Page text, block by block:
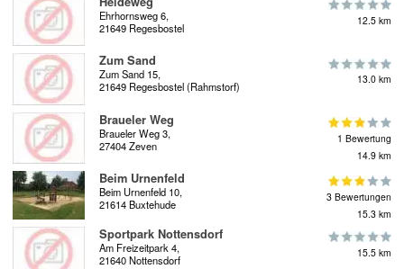
Ehrhornsweg 6,
21649 Regesbostel
12.5 km
Zum Sand
Zum Sand 15,
21649 Regesbostel (Rahmstorf)
13.0 km
Braueler Weg
Braueler Weg 3,
27404 Zeven
1 Bewertung
14.9 km
Beim Urnenfeld
Beim Urnenfeld 10,
21614 Buxtehude
3 Bewertungen
15.3 km
Sportpark Nottensdorf
Am Freizeitpark 4,
21640 Nottensdorf
15.5 km